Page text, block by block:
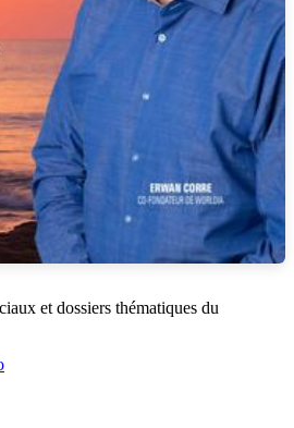
et dossiers thématiques du